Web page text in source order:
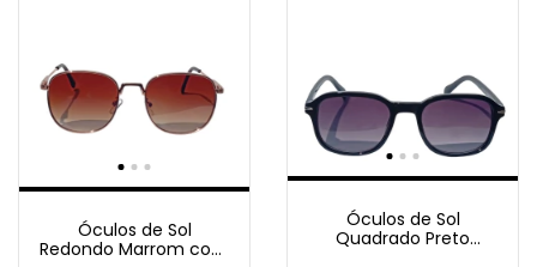
Óculos de Sol
Redondo Marrom com
Óculos de Sol
Quadrado Preto